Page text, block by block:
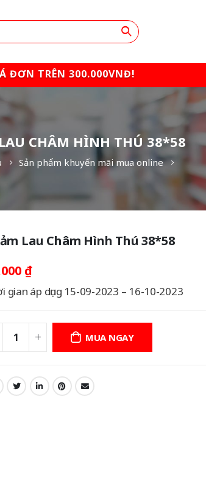
ĐƠN TRÊN 300.000VNĐ!
CHÂM HÌNH THÚ 38*58
Sản phẩm khuyến mãi mua online
Lau Châm Hình Thú 38*58
₫
gian áp dụng 15-09-2023 – 16-10-2023
MUA NGAY